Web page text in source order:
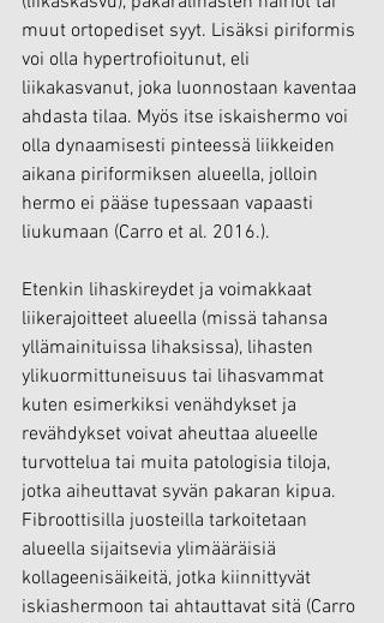
muut ortopediset syyt. Lisäksi piriformis
voi olla hypertrofioitunut, eli
liikakasvanut, joka luonnostaan kaventaa
ahdasta tilaa. Myös itse iskaishermo voi
olla dynaamisesti pinteessä liikkeiden
aikana piriformiksen alueella, jolloin
hermo ei pääse tupessaan vapaasti
liukumaan (Carro et al. 2016.).
Etenkin lihaskireydet ja voimakkaat
liikerajoitteet alueella (missä tahansa
yllämainituissa lihaksissa), lihasten
ylikuormittuneisuus tai lihasvammat
kuten esimerkiksi venähdykset ja
revähdykset voivat aheuttaa alueelle
turvottelua tai muita patologisia tiloja,
jotka aiheuttavat syvän pakaran kipua.
Fibroottisilla juosteilla tarkoitetaan
alueella sijaitsevia ylimääräisiä
kollageenisäikeitä, jotka kiinnittyvät
iskiashermoon tai ahtauttavat sitä (Carro